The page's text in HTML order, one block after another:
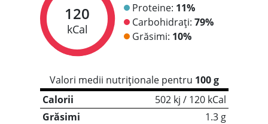
120
kCal
Proteine: 11%
Carbohidrați: 79%
Grăsimi: 10%
Valori medii nutriționale pentru 100 g
Calorii
502 kj / 120 kCal
Grăsimi
1.3 g